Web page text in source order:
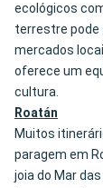
ecológicos
terrestre pode
mercados
oferece um
cultura.
Roatán
Muitos
paragem em
joia do Mar